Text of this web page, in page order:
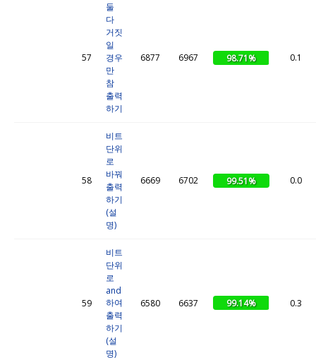
57
둘
다
거짓
일
경우
만
참
출력
하기
6877 6967 98.71% 0.1
58
비트
단위
로
바꿔
출력
하기
(설
명)
6669 6702 99.51% 0.0
59
비트
단위
로
and
하여
출력
하기
(설
명)
6580 6637 99.14% 0.3